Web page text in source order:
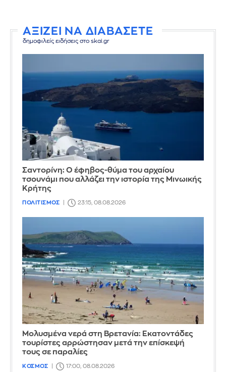
ΑΞΙΖΕΙ ΝΑ ΔΙΑΒΑΣΕΤΕ
δημοφιλείς ειδήσεις στο skai.gr
Σαντορίνη: Ο έφηβος-θύμα του αρχαίου
τσουνάμι που αλλάζει την ιστορία της Μινωικής
Κρήτης
ΠΟΛΙΤΙΣΜΟΣ 23:15, 08.08.2026
Μολυσμένα νερά στη Βρετανία: Εκατοντάδες
τουρίστες αρρώστησαν μετά την επίσκεψή
τους σε παραλίες
ΚΟΣΜΟΣ 17:00, 08.08.2026